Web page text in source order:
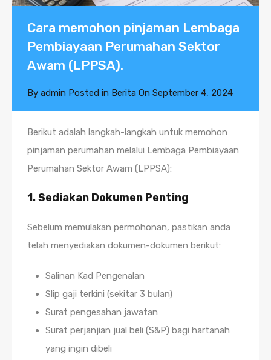
Cara memohon pinjaman Lembaga
Pembiayaan Perumahan Sektor
Awam (LPPSA).
By admin Posted in Berita On September 4, 2024
Berikut adalah langkah-langkah untuk memohon
pinjaman perumahan melalui Lembaga Pembiayaan
Perumahan Sektor Awam (LPPSA):
1.Sediakan Dokumen Penting
Sebelum memulakan permohonan, pastikan anda
telah menyediakan dokumen-dokumen berikut:
Salinan Kad Pengenalan
Slip gaji terkini (sekitar 3 bulan)
Surat pengesahan jawatan
Surat perjanjian jual beli (S&P) bagi hartanah
yang ingin dibeli